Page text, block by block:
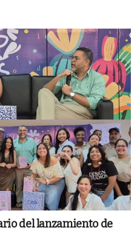
del lanzamiento de